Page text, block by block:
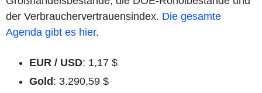
der Verbrauchervertrauensindex. Die gesamte
Agenda gibt es hier.
EUR / USD: 1,17 $
Gold: 3.290,59 $